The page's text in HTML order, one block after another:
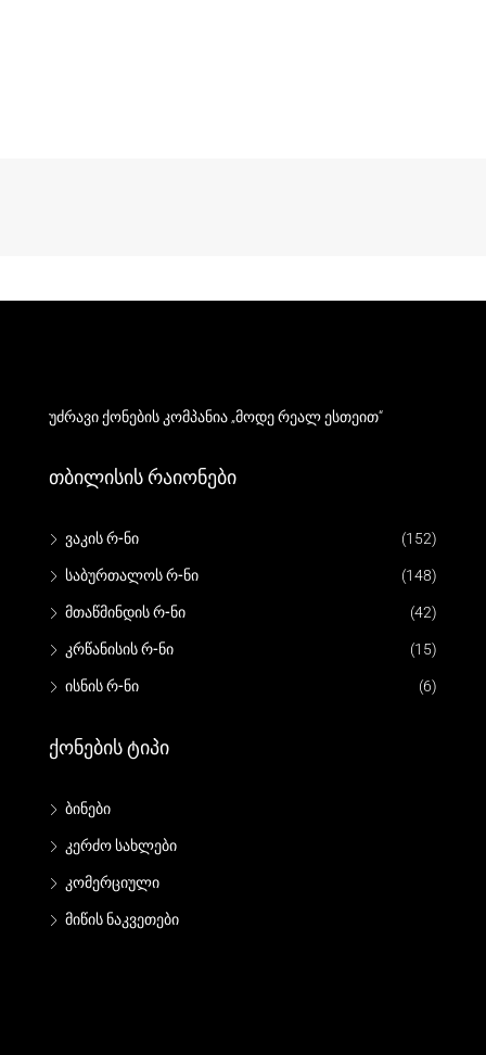
უძრავი ქონების კომპანია „მოდე რეალ ესთეით“
Თბილისის Რაიონები
ვაკის რ-ნი (152)
საბურთალოს რ-ნი (148)
მთაწმინდის რ-ნი (42)
კრწანისის რ-ნი (15)
ისნის რ-ნი (6)
Ქონების Ტიპი
ბინები
კერძო სახლები
კომერციული
მიწის ნაკვეთები